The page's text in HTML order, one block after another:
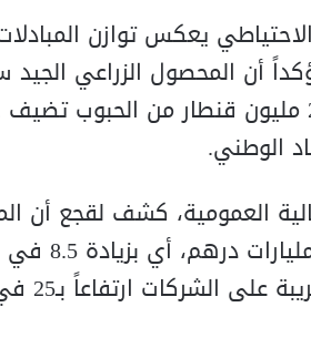
يعكس توازن
أن المحصول الزراعي الجيد
الوطني.
أبريل